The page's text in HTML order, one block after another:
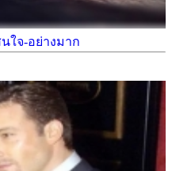
ใจ-อย่างมาก